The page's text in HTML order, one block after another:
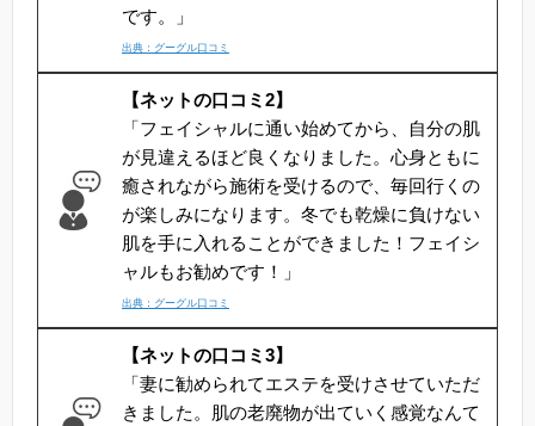
です。」
出典：グーグル口コミ
【ネットの口コミ2】
「フェイシャルに通い始めてから、自分の肌
が見違えるほど良くなりました。心身ともに
癒されながら施術を受けるので、毎回行くの
が楽しみになります。冬でも乾燥に負けない
肌を手に入れることができました！フェイシ
ャルもお勧めです！」
出典：グーグル口コミ
【ネットの口コミ3】
「妻に勧められてエステを受けさせていただ
きました。肌の老廃物が出ていく感覚なんて